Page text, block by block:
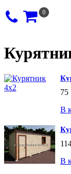
0
75
В
В